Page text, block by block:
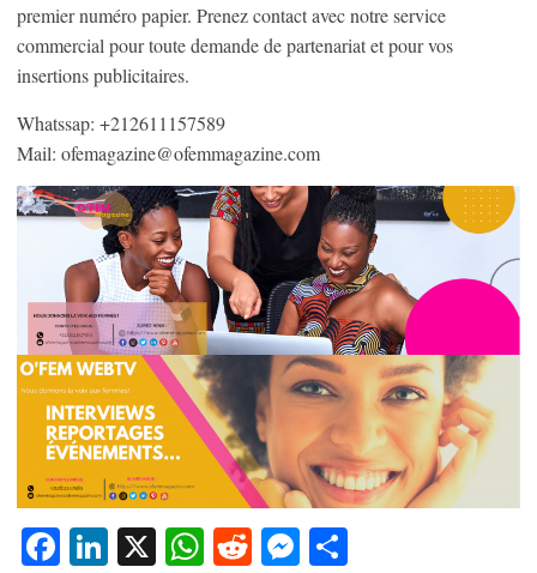
premier numéro papier. Prenez contact avec notre service
commercial pour toute demande de partenariat et pour vos
insertions publicitaires.
Whatssap: +212611157589
Mail: ofemagazine@ofemmagazine.com
Facebook
LinkedIn
X WhatsApp
RedditMessenger